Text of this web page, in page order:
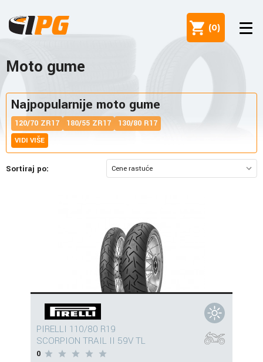
(0)
Moto gume
Najpopularnije moto gume
120/70 ZR17 180/55 ZR17 130/80 R17
VIDI VIŠE
Sortiraj po:
PIRELLI 110/80 R19
SCORPION TRAIL II 59V TL
0